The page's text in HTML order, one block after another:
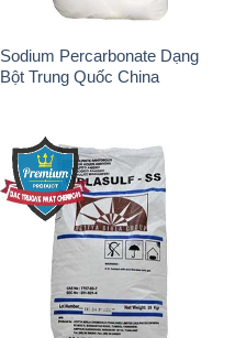
Sodium Percarbonate Dạng
Bột Trung Quốc China